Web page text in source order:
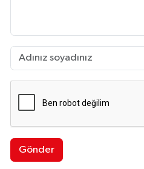
Gönder